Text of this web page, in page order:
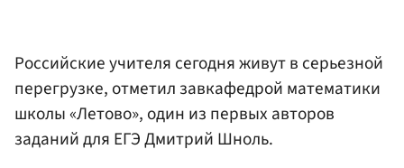
Российские учителя сегодня живут в серьезной
перегрузке, отметил завкафедрой математики
школы «Летово», один из первых авторов
заданий для ЕГЭ Дмитрий Шноль.